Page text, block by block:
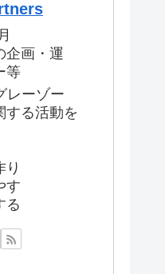
企画・運
等
レーゾー
する活動を
り
す
る